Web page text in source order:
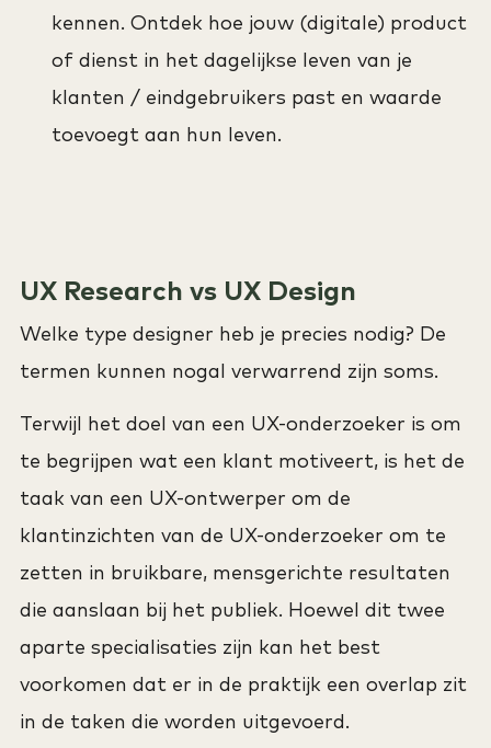
kennen. Ontdek hoe jouw (digitale) product
of dienst in het dagelijkse leven van je
klanten / eindgebruikers past en waarde
toevoegt aan hun leven.
UX Research vs UX Design
Welke type designer heb je precies nodig? De
termen kunnen nogal verwarrend zijn soms.
Terwijl het doel van een UX-onderzoeker is om
te begrijpen wat een klant motiveert, is het de
taak van een UX-ontwerper om de
klantinzichten van de UX-onderzoeker om te
zetten in bruikbare, mensgerichte resultaten
die aanslaan bij het publiek. Hoewel dit twee
aparte specialisaties zijn kan het best
voorkomen dat er in de praktijk een overlap zit
in de taken die worden uitgevoerd.